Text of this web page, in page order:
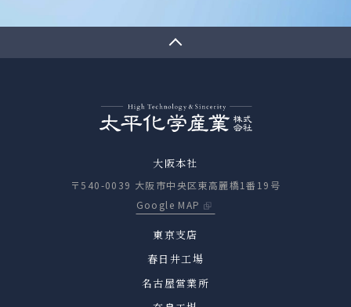
大阪本社
〒540-0039 大阪市中央区東高麗橋1番19号
Google MAP
東京支店
春日井工場
名古屋営業所